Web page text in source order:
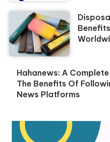
Hahanews: A Complete
The Benefits Of
News Platforms